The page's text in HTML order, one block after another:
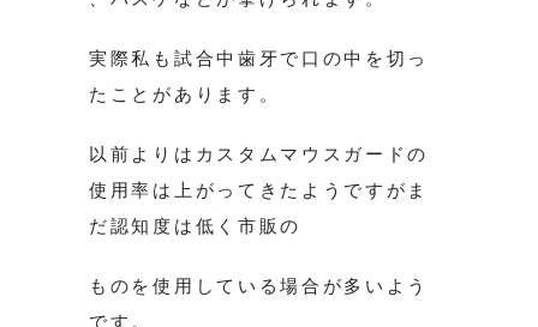
実際私も試合中歯牙で口の中を切っ
たことがあります。
以前よりはカスタムマウスガードの
使用率は上がってきたようですがま
だ認知度は低く市販の
ものを使用している場合が多いよう
です。